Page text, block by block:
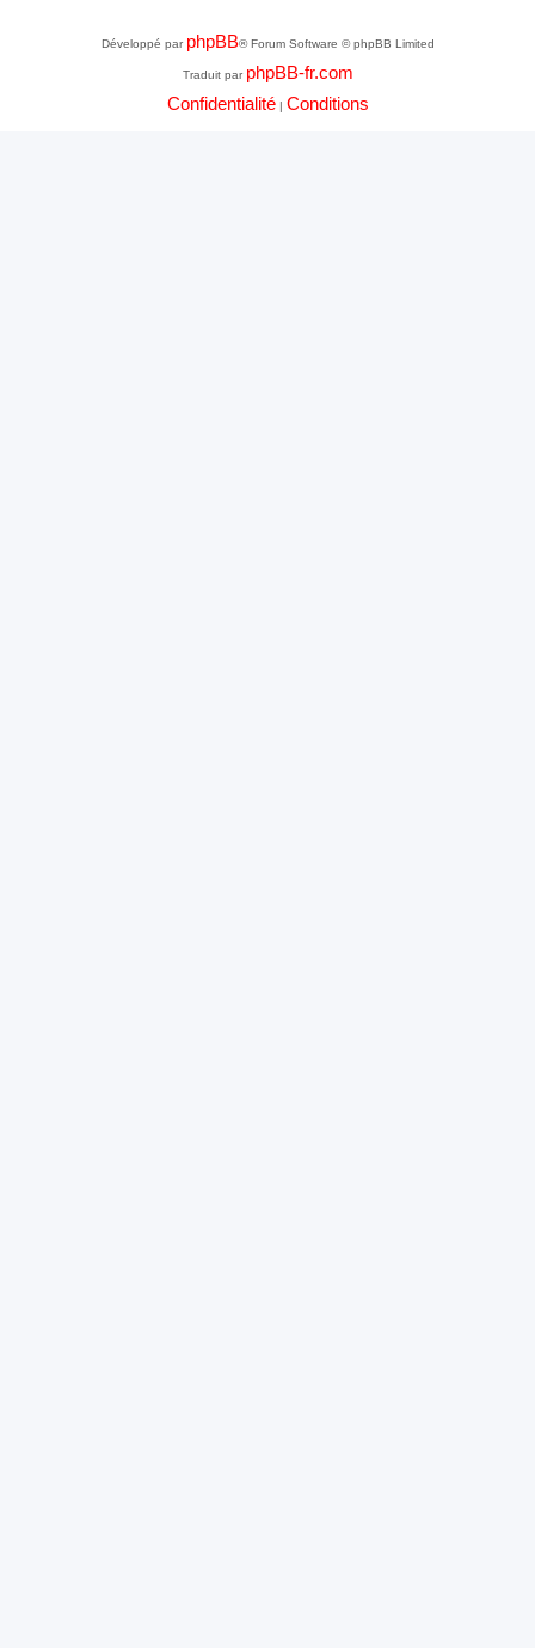
Développé par phpBB® Forum Software © phpBB Limited
Traduit par phpBB-fr.com
Confidentialité| Conditions